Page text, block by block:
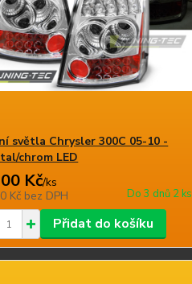
světla Chrysler 300C 05-10 -
chrom LED
Kč/ks
Kčbez DPH Do 3 dnů 2 ks
Přidat do košíku